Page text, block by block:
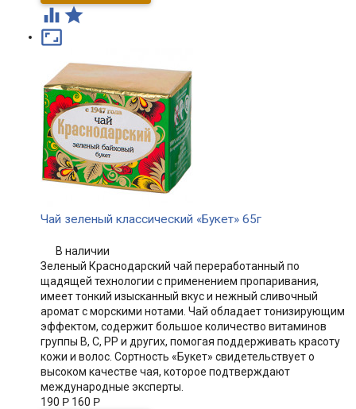
 

Чай зеленый классический «Букет» 65г
В наличии
Зеленый Краснодарский чай переработанный по
щадящей технологии с применением пропаривания,
имеет тонкий изысканный вкус и нежный сливочный
аромат с морскими нотами. Чай обладает тонизирующим
эффектом, содержит большое количество витаминов
группы В, С, РР и других, помогая поддерживать красоту
кожи и волос. Сортность «Букет» свидетельствует о
высоком качестве чая, которое подтверждают
международные эксперты.
190 Р 160 Р